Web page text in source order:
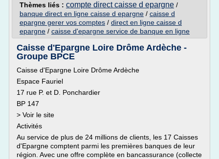
Thèmes liés : compte direct caisse d epargne /
banque direct en ligne caisse d epargne / caisse d
epargne gerer vos comptes / direct en ligne caisse d
epargne / caisse d'epargne service de banque en ligne
Caisse d'Epargne Loire Drôme Ardèche -
Groupe BPCE
Caisse d'Epargne Loire Drôme Ardèche
Espace Fauriel
17 rue P. et D. Ponchardier
BP 147
> Voir le site
Activités
Au service de plus de 24 millions de clients, les 17 Caisses
d'Epargne comptent parmi les premières banques de leur
région. Avec une offre complète en bancassurance (collecte